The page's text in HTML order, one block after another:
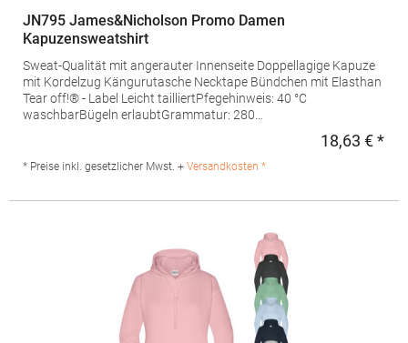
JN795 James&Nicholson Promo Damen
Kapuzensweatshirt
Sweat-Qualität mit angerauter Innenseite Doppellagige Kapuze
mit Kordelzug Kängurutasche Necktape Bündchen mit Elasthan
Tear off!® - Label Leicht tailliertPfegehinweis: 40 °C
waschbarBügeln erlaubtGrammatur: 280
JN795Hersteller: Gustav Daiber GmbH Vor dem Weißen Stein
18,63 € *
* Preise inkl. gesetzlicher Mwst. + Versandkosten *